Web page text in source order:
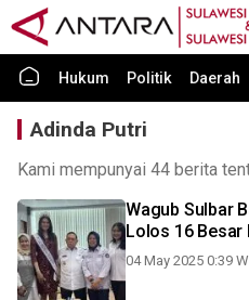
Hukum Politik Daerah
Adinda Putri
Kami mempunyai 44 berita
Wagub Sulbar
Lolos 16 Besar
04 May 2025 0:39